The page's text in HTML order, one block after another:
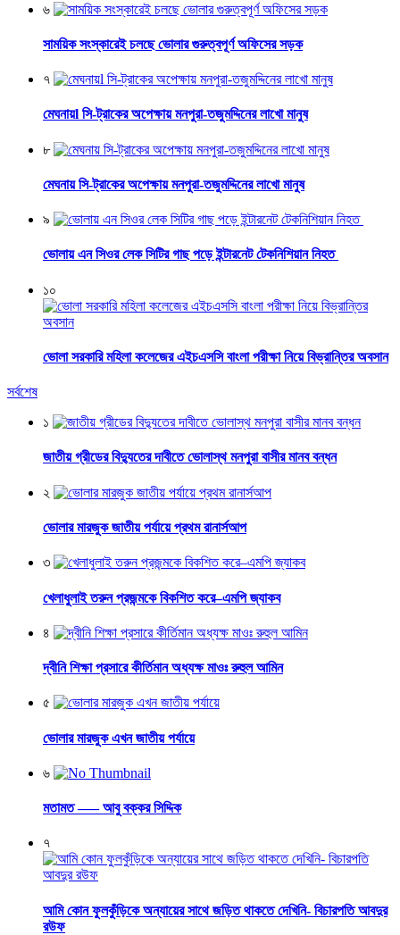
৬
সাময়িক সংস্কারেই চলছে ভোলার গুরুত্বপূর্ণ অফিসের সড়ক
৭
মেঘনায়l সি-ট্রাকের অপেক্ষায় মনপুরা-তজুমদ্দিনের লাখো মানুষ
৮
মেঘনায় সি-ট্রাকের অপেক্ষায় মনপুরা-তজুমদ্দিনের লাখো মানুষ
৯
ভোলায় এন সিওর লেক সিটির গাছ পড়ে ইন্টারনেট টেকনিশিয়ান নিহত
১০
ভোলা সরকারি মহিলা কলেজের এইচএসসি বাংলা পরীক্ষা নিয়ে বিভ্রান্তির অবসান
সর্বশেষ
১
জাতীয় গ্রীডের বিদ্যুতের দাবীতে ভোলাস্থ মনপুরা বাসীর মানব বন্ধন
২
ভোলার মারজুক জাতীয় পর্যায়ে প্রথম রানার্সআপ
৩
খেলাধুলাই তরুন প্রজন্মকে বিকশিত করে–এমপি জ্যাকব
৪
দ্বীনি শিক্ষা প্রসারে কীর্তিমান অধ্যক্ষ মাওঃ রুহুল আমিন
৫
ভোলার মারজুক এখন জাতীয় পর্যায়ে
৬
মতামত —– আবু বক্কর সিদ্দিক
৭
আমি কোন ফুলকুঁড়িকে অন্যায়ের সাথে জড়িত থাকতে দেখিনি- বিচারপতি আবদুর
রউফ